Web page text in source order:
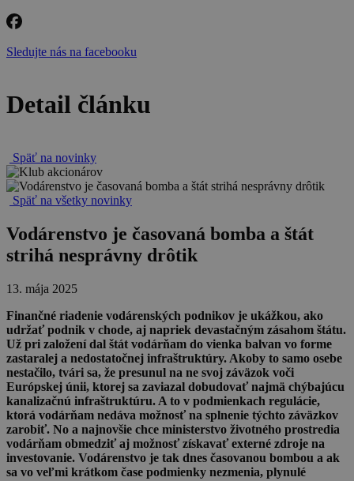
Sledujte nás na facebooku
Detail článku
Späť na novinky
Späť na všetky novinky
Vodárenstvo je časovaná bomba a štát
strihá nesprávny drôtik
13. mája 2025
Finančné riadenie vodárenských podnikov je ukážkou, ako
udržať podnik v chode, aj napriek devastačným zásahom štátu.
Už pri založení dal štát vodárňam do vienka balvan vo forme
zastaralej a nedostatočnej infraštruktúry. Akoby to samo osebe
nestačilo, tvári sa, že presunul na ne svoj záväzok voči
Európskej únii, ktorej sa zaviazal dobudovať najmä chýbajúcu
kanalizačnú infraštruktúru. A to v podmienkach regulácie,
ktorá vodárňam nedáva možnosť na splnenie týchto záväzkov
zarobiť. No a najnovšie chce ministerstvo životného prostredia
vodárňam obmedziť aj možnosť získavať externé zdroje na
investovanie. Vodárenstvo je tak dnes časovanou bombou a ak
sa vo veľmi krátkom čase podmienky nezmenia, plynulé